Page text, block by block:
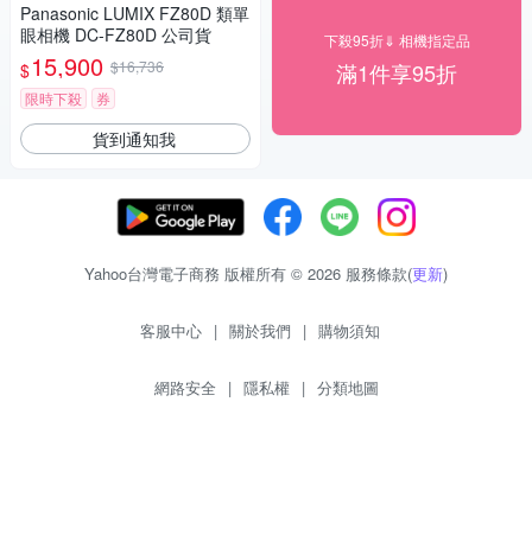
Panasonic LUMIX FZ80D 類單
眼相機 DC-FZ80D 公司貨
$15,900 $16,736
限時下殺
券
貨到通知我
下殺95折⇓ 相機指定品
滿1件享95折
Yahoo台灣電子商務 版權所有 © 2026 服務條款(更新)
客服中心 | 關於我們 | 購物須知
網路安全 | 隱私權 | 分類地圖